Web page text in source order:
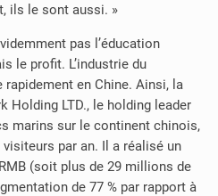
ils le sont aussi. »
pas l’éducation
le profit. L’industrie du
en Chine. Ainsi, la
Holding LTD., le holding leader
marins sur le continent chinois,
par an. Il a réalisé un
(soit plus de 29 millions de
de 77 % par rapport à